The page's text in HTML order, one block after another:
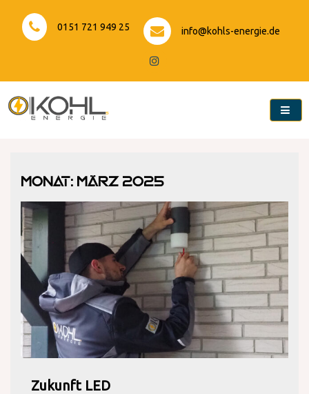
content
0151 721 949 25 info@kohls-energie.de
Monat: März 2025
Zukunft LED